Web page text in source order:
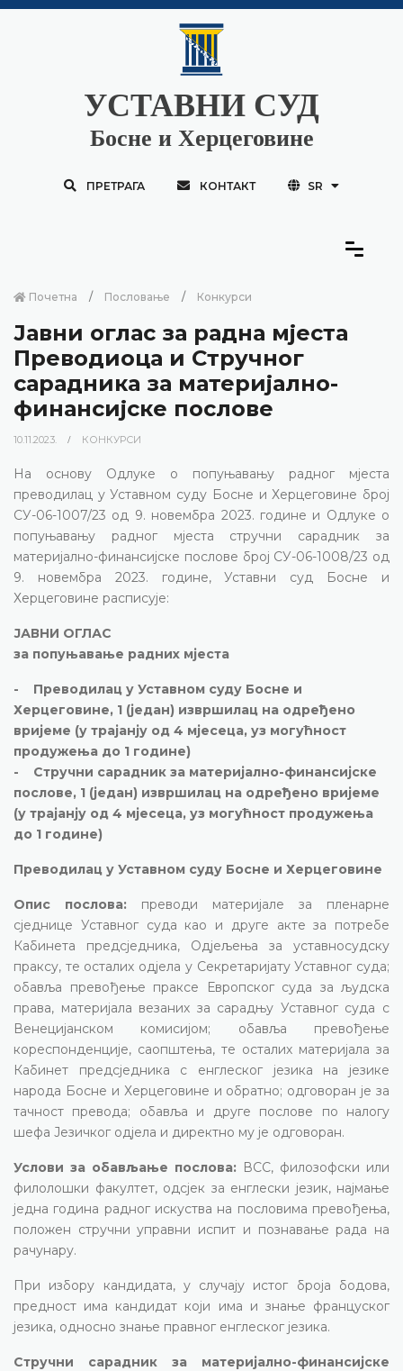
УСТАВНИ СУД
Босне и Херцеговине
ПРЕТРАГА КОНТАКТ SR
Почетна Пословање Конкурси
Јавни оглас за радна мјеста
Преводиоца и Стручног
сарадника за материјално-
финансијске послове
10.11.2023. КОНКУРСИ
На основу Одлуке о попуњавању радног мјеста
преводилац у Уставном суду Босне и Херцеговине број
СУ-06-1007/23 од 9. новембра 2023. године и Одлуке о
попуњавању радног мјеста стручни сарадник за
материјално-финансијске послове број СУ-06-1008/23 од
9. новембра 2023. године, Уставни суд Босне и
Херцеговине расписује:
ЈАВНИ ОГЛАС
за попуњавање радних мјеста
- Преводилац у Уставном суду Босне и
Херцеговине, 1 (један) извршилац на одређено
вријеме (у трајанју од 4 мјесеца, уз могућност
продужења до 1 године)
- Стручни сарадник за материјално-финансијске
послове, 1 (један) извршилац на одређено вријеме
(у трајанју од 4 мјесеца, уз могућност продужења
до 1 године)
Преводилац у Уставном суду Босне и Херцеговине
Опис послова: преводи материјале за пленарне
сједнице Уставног суда као и друге акте за потребе
Кабинета предсједника, Одјељења за уставносудску
праксу, те осталих одјела у Секретаријату Уставног суда;
обавља превођење праксе Европског суда за људска
права, материјала везаних за сарадњу Уставног суда с
Венецијанском комисијом; обавља превођење
кореспонденције, саопштења, те осталих материјала за
Кабинет предсједника с енглеског језика на језике
народа Босне и Херцеговине и обратно; одговоран је за
тачност превода; обавља и друге послове по налогу
шефа Језичког одјела и директно му је одговоран.
Услови за обављање послова: ВСС, филозофски или
филолошки факултет, одсјек за енглески језик, најмање
једна година радног искуства на пословима превођења,
положен стручни управни испит и познавање рада на
рачунару.
При избору кандидата, у случају истог броја бодова,
предност има кандидат који има и знање француског
језика, односно знање правног енглеског језика.
Стручни сарадник за материјално-финансијске